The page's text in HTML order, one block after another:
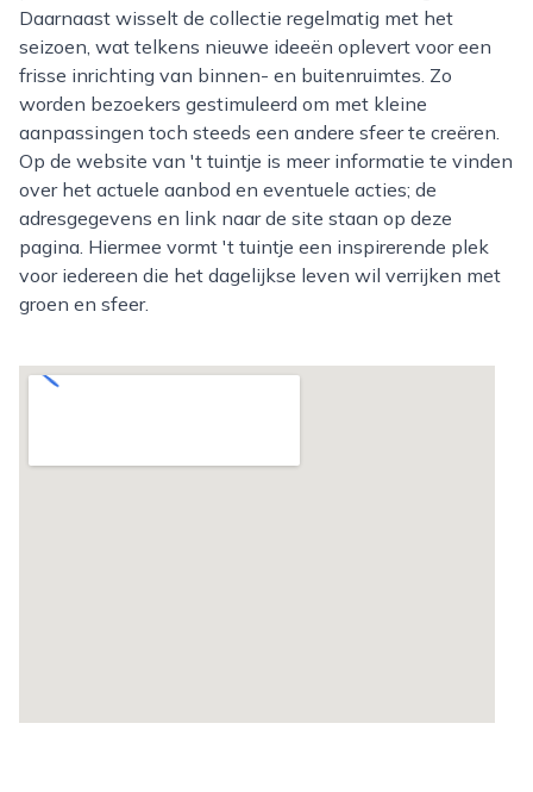
Daarnaast wisselt de collectie regelmatig met het
seizoen, wat telkens nieuwe ideeën oplevert voor een
frisse inrichting van binnen- en buitenruimtes. Zo
worden bezoekers gestimuleerd om met kleine
aanpassingen toch steeds een andere sfeer te creëren.
Op de website van 't tuintje is meer informatie te vinden
over het actuele aanbod en eventuele acties; de
adresgegevens en link naar de site staan op deze
pagina. Hiermee vormt 't tuintje een inspirerende plek
voor iedereen die het dagelijkse leven wil verrijken met
groen en sfeer.